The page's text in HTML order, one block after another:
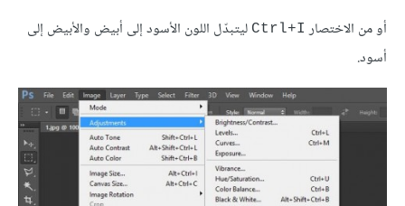
أو من الاختصار Ctrl+I ليتبدّل اللون الأسود إلى أبيض والأبيض إلى
أسود.